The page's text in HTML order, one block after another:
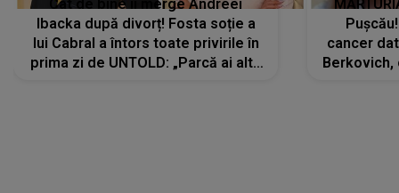
Cât de bine îi merge Andreei
Ibacka după divorț! Fosta soție a
lui Cabral a întors toate privirile în
prima zi de UNTOLD: „Parcă ai altă
cancer